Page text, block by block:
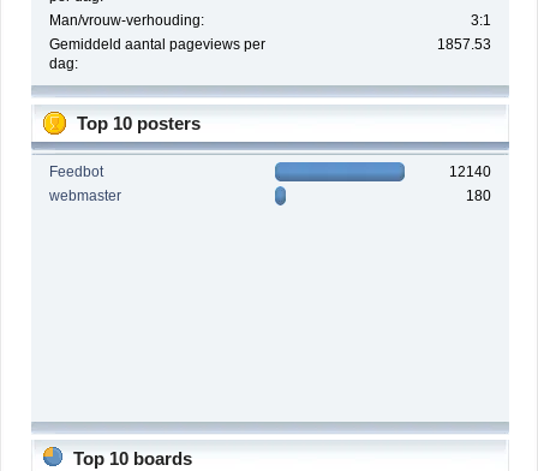
Man/vrouw-verhouding:
3:1
Gemiddeld aantal pageviews per
dag:
1857.53
Top 10 posters
Feedbot
12140
webmaster
180
Top 10 boards